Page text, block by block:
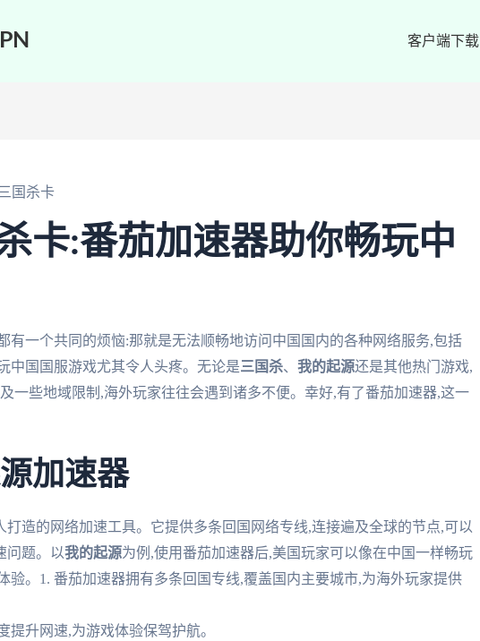
客户端下载
国杀卡
卡:番茄加速器助你畅玩中
有一个共同的烦恼:那就是无法顺畅地访问中国国内的各种网络服务,包括
中国国服游戏尤其令人头疼。无论是三国杀、 我的起源还是其他热门游戏,
一些地域限制,海外玩家往往会遇到诸多不便。幸好,有了番茄加速器,这一
加速器
造的网络加速工具。它提供多条回国网络专线,连接遍及全球的节点,可以
问题。以我的起源为例,使用番茄加速器后,美国玩家可以像在中国一样畅玩
验。1. 番茄加速器拥有多条回国专线,覆盖国内主要城市,为海外玩家提供
提升网速,为游戏体验保驾护航。